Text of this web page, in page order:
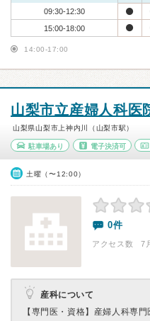
09:30-12:30
15:00-18:00
14:00-17:00
山梨市立産婦人科医
山梨県山梨市上神内川（山梨市駅）
駐車場あり 電子決済可
土曜（〜12:00）
0件
アクセス数 7
産科について
【専門医・資格】 産婦人科専